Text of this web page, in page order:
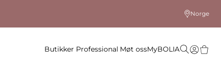
Norge
Butikker Professional Møt ossMyBOLIA